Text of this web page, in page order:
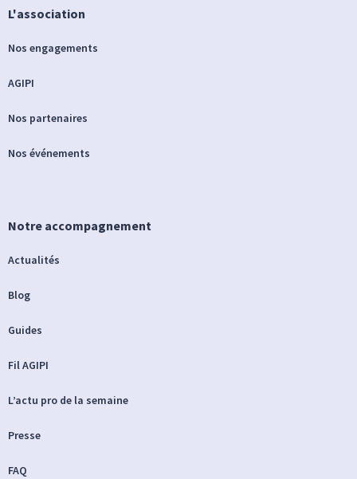
L'association
Nos engagements
AGIPI
Nos partenaires
Nos événements
Notre accompagnement
Actualités
Blog
Guides
Fil AGIPI
L’actu pro de la semaine
Presse
FAQ